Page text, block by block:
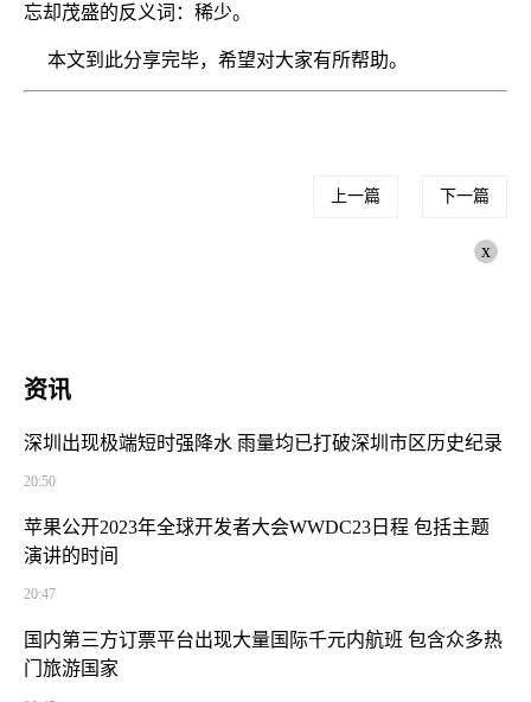
忘却茂盛的反义词：稀少。
本文到此分享完毕，希望对大家有所帮助。
上一篇 下一篇
x
资讯
深圳出现极端短时强降水 雨量均已打破深圳市区历史纪录
20:50
苹果公开2023年全球开发者大会WWDC23日程 包括主题
演讲的时间
20:47
国内第三方订票平台出现大量国际千元内航班 包含众多热
门旅游国家